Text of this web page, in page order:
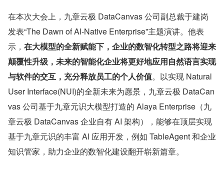
在本次大会上，九章云极 DataCanvas 公司副总裁于建岗
发表“The Dawn of AI-Native Enterprise”主题演讲。他表
示， 在大模型的全新赋能下，企业的数智化转型之路将迎来
颠覆性升级，未来的智能化企业将更好地应用自然语言实现
与软件的交互，充分释放员工的个人价值。以实现 Natural
User Interface(NUI)的全新未来为愿景，九章云极 DataCan
vas 公司基于九章元识大模型打造的 Alaya Enterprise（九
章云极 DataCanvas 企业自有 AI 架构），能够在顶层实现
基于九章元识的丰富 AI 应用开发，例如 TableAgent 和企业
知识管家，助力企业的数智化建设翻开崭新篇章。